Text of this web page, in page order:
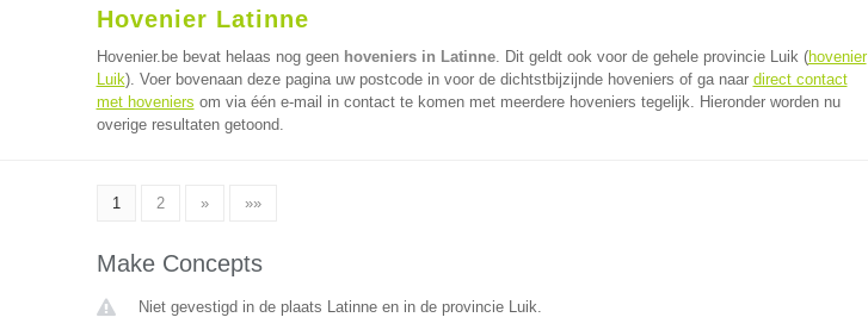
Hovenier Latinne
Hovenier.be bevat helaas nog geen hoveniers in Latinne. Dit geldt ook voor de gehele provincie Luik (hovenier
Luik). Voer bovenaan deze pagina uw postcode in voor de dichtstbijzijnde hoveniers of ga naar direct contact
met hoveniers om via één e-mail in contact te komen met meerdere hoveniers tegelijk. Hieronder worden nu
overige resultaten getoond.
1 2 » »»
Make Concepts
Niet gevestigd in de plaats Latinne en in de provincie Luik.